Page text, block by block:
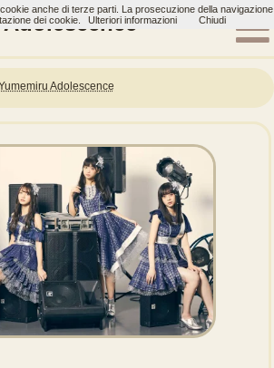
Adolescence
Adolescence
anche di terze parti. La prosecuzione della navigazione
dei cookie.
Ulteriori informazioni Chiudi